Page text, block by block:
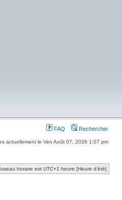
FAQ Rechercher
actuellement le Ven Août 07, 2026 1:07 pm
horaire est UTC+1 heure [Heure d’été]